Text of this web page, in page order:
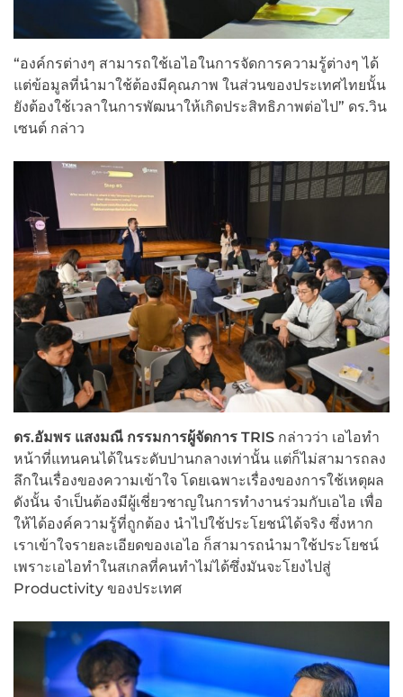
“องค์กรต่างๆ สามารถใช้เอไอในการจัดการความรู้ต่างๆ ได้
แต่ข้อมูลที่นำมาใช้ต้องมีคุณภาพ ในส่วนของประเทศไทยนั้น
ยังต้องใช้เวลาในการพัฒนาให้เกิดประสิทธิภาพต่อไป” ดร.วิน
เซนต์ กล่าว
ดร.อัมพร แสงมณี กรรมการผู้จัดการ TRIS กล่าวว่า เอไอทำ
หน้าที่แทนคนได้ในระดับปานกลางเท่านั้น แต่ก็ไม่สามารถลง
ลึกในเรื่องของความเข้าใจ โดยเฉพาะเรื่องของการใช้เหตุผล
ดังนั้น จำเป็นต้องมีผู้เชี่ยวชาญในการทำงานร่วมกับเอไอ เพื่อ
ให้ได้องค์ความรู้ที่ถูกต้อง นำไปใช้ประโยชน์ได้จริง ซึ่งหาก
เราเข้าใจรายละเอียดของเอไอ ก็สามารถนำมาใช้ประโยชน์
เพราะเอไอทำในสเกลที่คนทำไม่ได้ซึ่งมันจะโยงไปสู่
Productivity ของประเทศ